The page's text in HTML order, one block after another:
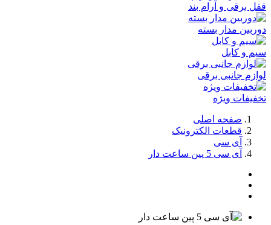
قفل برقی و آرام بند
دوربین مدار بسته
سیم و کابل
لوازم جانبی برقی
تخفیفات ویژه
صفحه اصلی
قطعات الکترونیک
آی سی
آی سی 5 پین ساعت دار